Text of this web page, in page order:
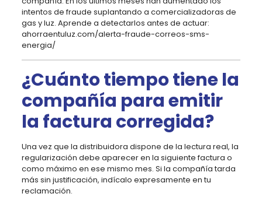
intentos de fraude suplantando a comercializadoras de
gas y luz. Aprende a detectarlos antes de actuar:
ahorraentuluz.com/alerta-fraude-correos-sms-
energia/
¿Cuánto tiempo tiene la
compañía para emitir
la factura corregida?
Una vez que la distribuidora dispone de la lectura real, la
regularización debe aparecer en la siguiente factura o
como máximo en ese mismo mes. Si la compañía tarda
más sin justificación, indícalo expresamente en tu
reclamación.